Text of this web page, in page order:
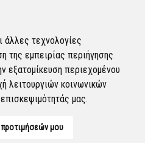
άλλες τεχνολογίες
της εμπειρίας περιήγησης
εξατομίκευση περιεχομένου
λειτουργιών κοινωνικών
μας.
μου
να επιλυθεί.
Προγραμματισμένη